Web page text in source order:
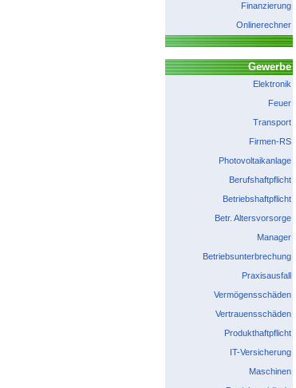
Finanzierung
Onlinerechner
Gewerbe
Elektronik
Feuer
Transport
Firmen-RS
Photovoltaikanlage
Berufshaftpflicht
Betriebshaftpflicht
Betr. Altersvorsorge
Manager
Betriebsunterbrechung
Praxisausfall
Vermögensschäden
Vertrauensschäden
Produkthaftpflicht
IT-Versicherung
Maschinen